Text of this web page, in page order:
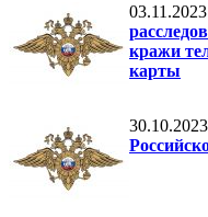
03.11.2023
кражи
карты
30.10.2023